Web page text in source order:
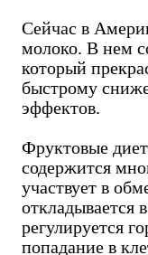
Сейчас в
молоко. В нем
который
быстрому
эффектов.
Фруктовые
содержится
участвует в
откладывается
регулируется
попадание в